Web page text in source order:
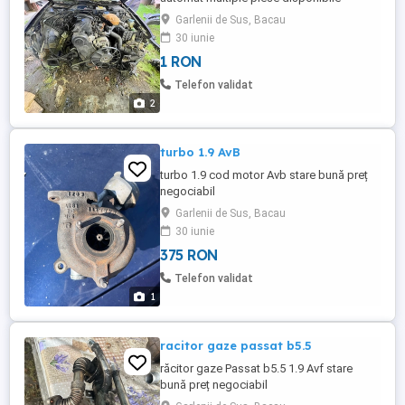
2
Garlenii de Sus, Bacau
30 iunie
1 RON
Telefon validat
1
turbo 1.9 AvB
turbo 1.9 cod motor Avb stare bună preț
negociabil
Garlenii de Sus, Bacau
30 iunie
375 RON
Telefon validat
racitor gaze passat b5.5
răcitor gaze Passat b5.5 1.9 Avf stare
bună preț negociabil